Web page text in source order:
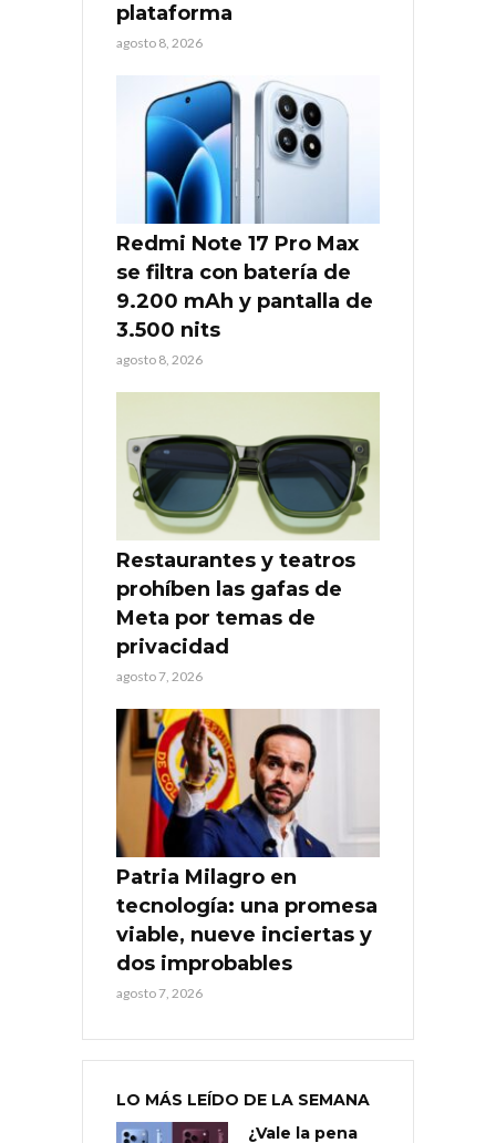
plataforma
agosto 8, 2026
Redmi Note 17 Pro Max
se filtra con batería de
9.200 mAh y pantalla de
3.500 nits
agosto 8, 2026
Restaurantes y teatros
prohíben las gafas de
Meta por temas de
privacidad
agosto 7, 2026
Patria Milagro en
tecnología: una promesa
viable, nueve inciertas y
dos improbables
agosto 7, 2026
LO MÁS LEÍDO DE LA SEMANA
¿Vale la pena